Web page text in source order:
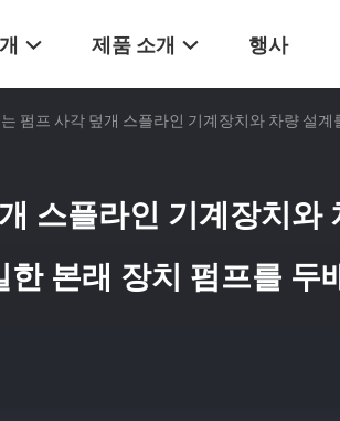
제품 소개 행사
펌프 사각 덮개 스플라인 기계장치와 차량 설
스플라인 기계장치와
본래 장치 펌프를 두